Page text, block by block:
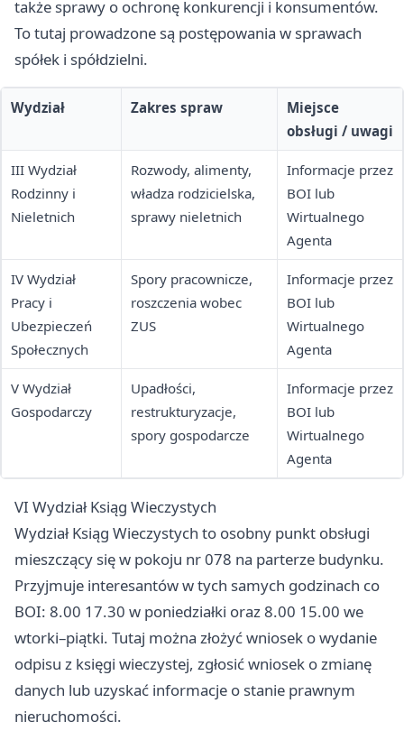
także sprawy o ochronę konkurencji i konsumentów.
To tutaj prowadzone są postępowania w sprawach
spółek i spółdzielni.
Wydział Zakres spraw
Miejsce
obsługi / uwagi
III Wydział
Rodzinny i
Nieletnich
Rozwody, alimenty,
władza rodzicielska,
sprawy nieletnich
Informacje przez
BOI lub
Wirtualnego
Agenta
IV Wydział
Pracy i
Ubezpieczeń
Społecznych
Spory pracownicze,
roszczenia wobec
ZUS
Informacje przez
BOI lub
Wirtualnego
Agenta
V Wydział
Gospodarczy
Upadłości,
restrukturyzacje,
spory gospodarcze
Informacje przez
BOI lub
Wirtualnego
Agenta
VI Wydział Ksiąg Wieczystych
Wydział Ksiąg Wieczystych to osobny punkt obsługi
mieszczący się w pokoju nr 078 na parterze budynku.
Przyjmuje interesantów w tych samych godzinach co
BOI: 8.00 17.30 w poniedziałki oraz 8.00 15.00 we
wtorki–piątki. Tutaj można złożyć wniosek o wydanie
odpisu z księgi wieczystej, zgłosić wniosek o zmianę
danych lub uzyskać informacje o stanie prawnym
nieruchomości.